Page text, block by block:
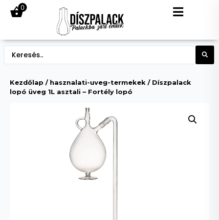
0
Kezdőlap / hasznalati-uveg-termekek / Díszpalack
lopó üveg 1L asztali – Fortély lopó